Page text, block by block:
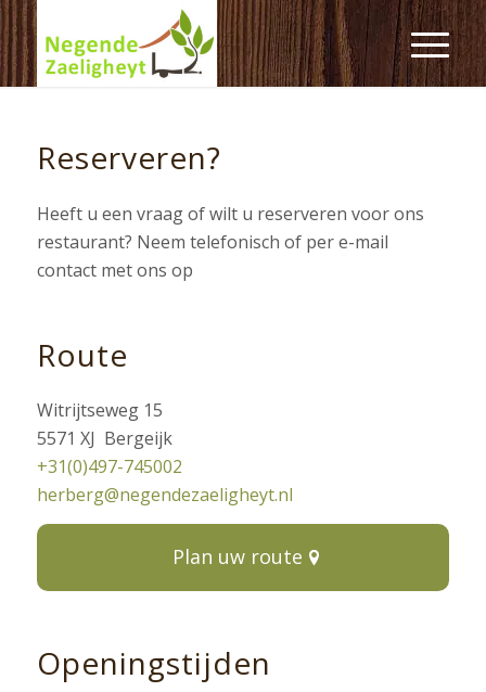
Reserveren?
Heeft u een vraag of wilt u reserveren voor ons
restaurant? Neem telefonisch of per e-mail
contact met ons op
Route
Witrijtseweg 15
5571 XJ Bergeijk
+31(0)497-745002
herberg@negendezaeligheyt.nl
Plan uw route
Openingstijden